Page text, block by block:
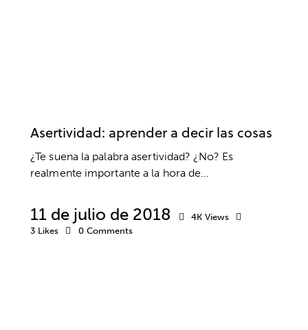
Asertividad: aprender a decir las cosas
¿Te suena la palabra asertividad? ¿No? Es
realmente importante a la hora de…
11 de julio de 2018 4K Views
3 Likes 0 Comments